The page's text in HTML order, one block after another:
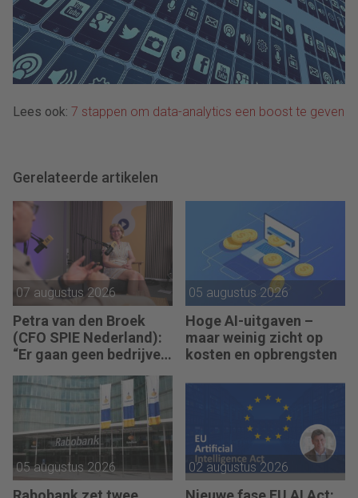
Lees ook: 7 stappen om data-analytics een boost te geven
Gerelateerde artikelen
07 augustus 2026
Petra van den Broek
(CFO SPIE Nederland):
“Er gaan geen bedrijven
winst maken.”
05 augustus 2026
Hoge AI-uitgaven –
maar weinig zicht op
kosten en opbrengsten
05 augustus 2026 02 augustus 2026